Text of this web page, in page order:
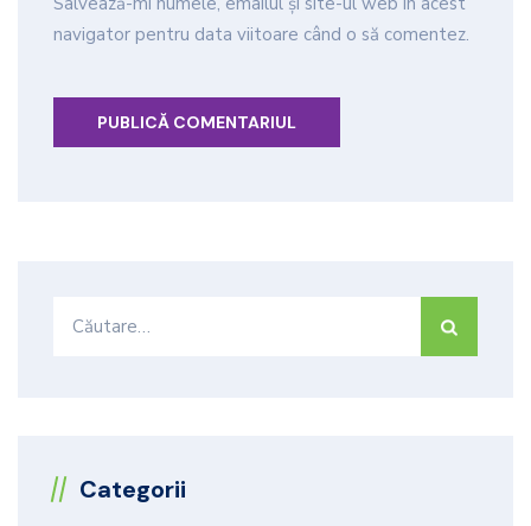
navigator pentru data viitoare când o să comentez.
Categorii